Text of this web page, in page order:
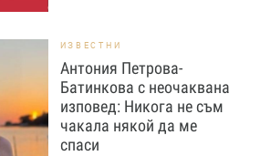
ИЗВЕСТНИ
Антония Петрова-
Батинкова с неочаквана
изповед: Никога не съм
чакала някой да ме
спаси